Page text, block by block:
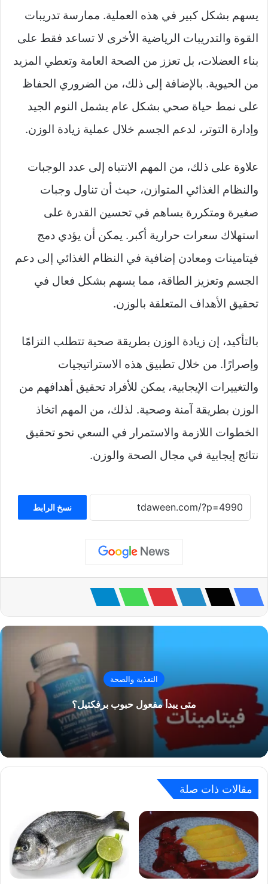
يسهم بشكل كبير في هذه العملية. ممارسة تدريبات
القوة والتدريبات الرياضية الأخرى لا تساعد فقط على
بناء العضلات، بل تعزز من الصحة العامة وتعطي المزيد
من الحيوية. بالإضافة إلى ذلك، من الضروري الحفاظ
على نمط حياة صحي بشكل عام يشمل النوم الجيد
وإدارة التوتر، لدعم الجسم خلال عملية زيادة الوزن.
علاوة على ذلك، من المهم الانتباه إلى عدد الوجبات
والنظام الغذائي المتوازن، حيث أن تناول وجبات
صغيرة ومتكررة يساهم في تحسين القدرة على
استهلاك سعرات حرارية أكبر. يمكن أن يؤدي دمج
فيتامينات ومعادن إضافية في النظام الغذائي إلى دعم
الجسم وتعزيز الطاقة، مما يسهم بشكل فعال في
تحقيق الأهداف المتعلقة بالوزن.
بالتأكيد، إن زيادة الوزن بطريقة صحية تتطلب التزامًا
وإصرارًا. من خلال تطبيق هذه الاستراتيجيات
والتغييرات الإيجابية، يمكن للأفراد تحقيق أهدافهم من
الوزن بطريقة آمنة وصحية. لذلك، من المهم اتخاذ
الخطوات اللازمة والاستمرار في السعي نحو تحقيق
نتائج إيجابية في مجال الصحة والوزن.
نسخ الرابط
التغذية والصحة
متى يبدأ مفعول حبوب برفكتيل؟
مقالات ذات صلة